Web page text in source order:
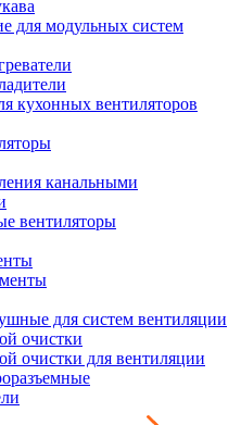
для модульных систем
кухонных вентиляторов
канальными
вентиляторы
для систем вентиляции
очистки
очистки для вентиляции